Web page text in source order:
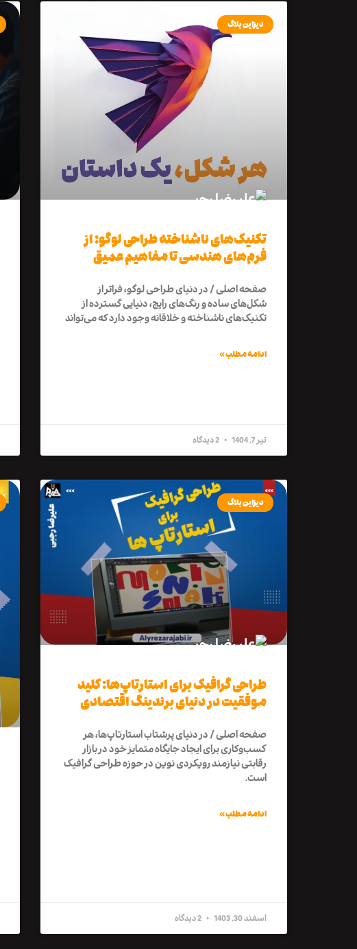
دیزاین بلاگ
تکنیک‌های ناشناخته طراحی لوگو: از
فرم‌های هندسی تا مفاهیم عمیق
صفحه اصلی / در دنیای طراحی لوگو، فراتر از
شکل‌های ساده و رنگ‌های رایج، دنیایی گسترده از
تکنیک‌های ناشناخته و خلاقانه وجود دارد که می‌تواند
ادامه مطلب »
تیر 7, 1404
دیزاین بلاگ
طراحی گرافیک برای استارتاپ‌ها: کلید
موفقیت در دنیای برندینگ اقتصادی
صفحه اصلی / در دنیای پرشتاب استارتاپ‌ها، هر
کسب‌وکاری برای ایجاد جایگاه متمایز خود در بازار
رقابتی نیازمند رویکردی نوین در حوزه طراحی گرافیک
است.
ادامه مطلب »
اسفند 30, 1403